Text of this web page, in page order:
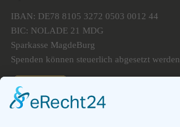
IBAN: DE78 8105 3272 0503 0012 44
BIC: NOLADE 21 MDG
Sparkasse MagdeBurg
Spenden können steuerlich abgesetzt werden